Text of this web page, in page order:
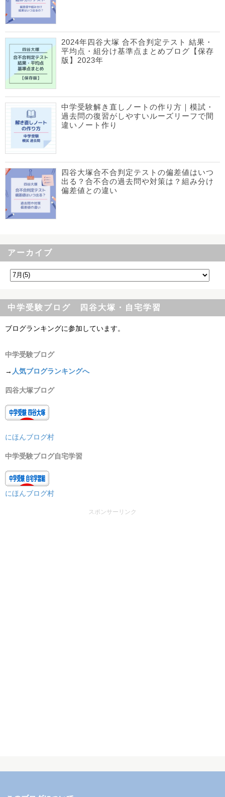
2024年四谷大塚 合不合判定テスト 結果・
平均点・組分け基準点まとめブログ【保存
版】2023年
中学受験解き直しノートの作り方｜模試・
過去問の復習がしやすいルーズリーフで間
違いノート作り
四谷大塚合不合判定テストの偏差値はいつ
出る？合不合の過去問や対策は？組み分け
偏差値との違い
アーカイブ
中学受験ブログ 四谷大塚・自宅学習
ブログランキングに参加しています。
中学受験ブログ
→ 人気ブログランキングへ
四谷大塚ブログ
にほんブログ村
中学受験ブログ自宅学習
にほんブログ村
スポンサーリンク